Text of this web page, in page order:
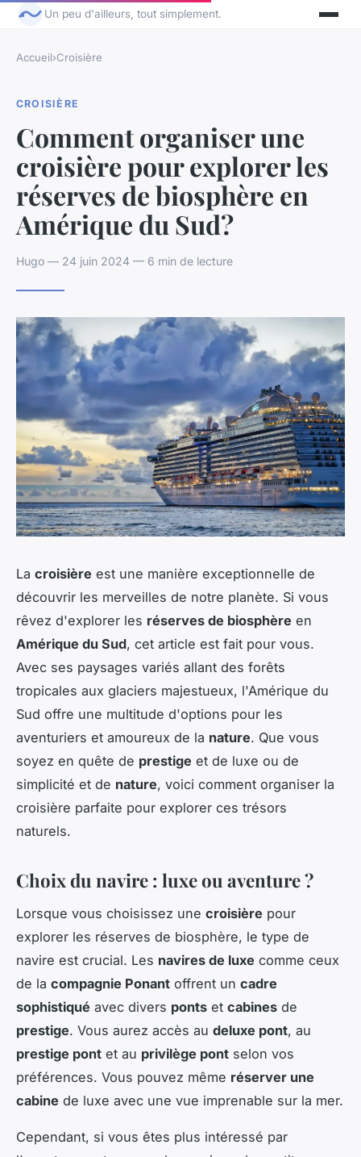
Un peu d'ailleurs, tout simplement.
Accueil›Croisière
CROISIÈRE
Comment organiser une
croisière pour explorer les
réserves de biosphère en
Amérique du Sud?
Hugo — 24 juin 2024 — 6 min de lecture
La croisière est une manière exceptionnelle de
découvrir les merveilles de notre planète. Si vous
rêvez d'explorer les réserves de biosphère en
Amérique du Sud, cet article est fait pour vous.
Avec ses paysages variés allant des forêts
tropicales aux glaciers majestueux, l'Amérique du
Sud offre une multitude d'options pour les
aventuriers et amoureux de la nature. Que vous
soyez en quête de prestige et de luxe ou de
simplicité et de nature, voici comment organiser la
croisière parfaite pour explorer ces trésors
naturels.
Choix du navire : luxe ou aventure ?
Lorsque vous choisissez une croisière pour
explorer les réserves de biosphère, le type de
navire est crucial. Les navires de luxe comme ceux
de la compagnie Ponant offrent un cadre
sophistiqué avec divers ponts et cabines de
prestige. Vous aurez accès au deluxe pont, au
prestige pont et au privilège pont selon vos
préférences. Vous pouvez même réserver une
cabine de luxe avec une vue imprenable sur la mer.
Cependant, si vous êtes plus intéressé par